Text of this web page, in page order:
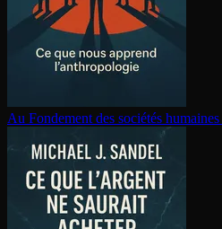
Au Fondement des sociétés humaines